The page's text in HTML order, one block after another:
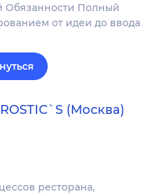
Обязанности Полный
от идеи до ввода
(Москва)
ресторана,